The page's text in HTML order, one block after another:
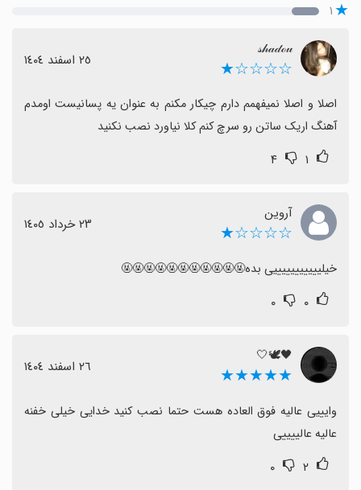
۱
𝓈𝒽𝒶𝒹ℴ𝓊
☆☆☆☆★ ٢٥ اسفند ١٤٠٤
آهنگ اریک ساتن رو سرچ کنم کلا نیاورد نصب نکنید
۱ ۴
آروین
☆☆☆☆★ ٢٣ خرداد ١٤٠٥
خیلیییییییییییی بده🤬🤬🤬🤬🤬🤬🤬🤬🤬🤬🤬
۰ ۰
🖤🕊🤍
★★★★★ ٢٦ اسفند ١٤٠٤
عالیه عالییییی
۲ ۰